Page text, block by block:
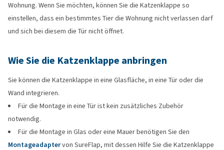
Wohnung. Wenn Sie möchten, können Sie die Katzenklappe so
einstellen, dass ein bestimmtes Tier die Wohnung nicht verlassen darf
und sich bei diesem die Tür nicht öffnet.
Wie Sie die Katzenklappe anbringen
Sie können die Katzenklappe in eine Glasfläche, in eine Tür oder die
Wand integrieren.
Für die Montage in eine Tür ist kein zusätzliches Zubehör
notwendig.
Für die Montage in Glas oder eine Mauer benötigen Sie den
Montageadaptervon SureFlap, mit dessen Hilfe Sie die Katzenklappe